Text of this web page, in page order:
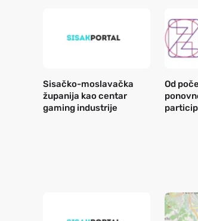
Sisačko-moslavačka
županija kao centar
gaming industrije
Od